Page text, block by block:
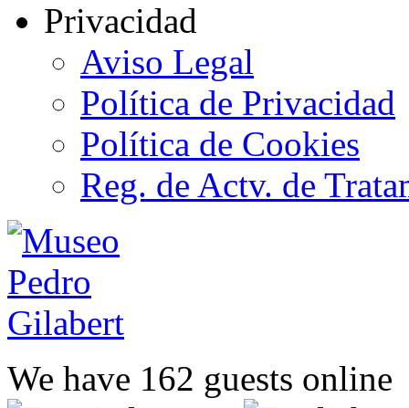
Privacidad
Aviso Legal
Política de Privacidad
Política de Cookies
Reg. de Actv. de
We have 162 guests online